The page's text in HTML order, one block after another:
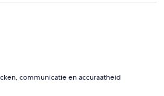
sleep, but as they were leaving the
to complain. It is clear that the
value the trade from the non
residents. If it wants to be a
for young people, it should state that
to deceive customers into thinking it
the view from the luxury
and a pile of sand.
communicatie en accuraatheid